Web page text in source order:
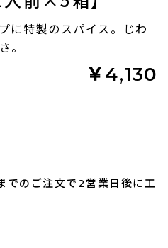
に特製のスパイス。じわ
。
￥4,130
のご注文で2営業日後に工